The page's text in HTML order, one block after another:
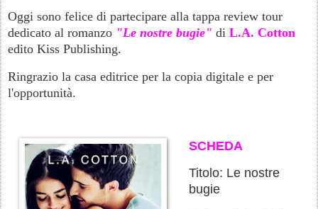
Oggi sono felice di partecipare alla tappa review tour
dedicato al romanzo "Le nostre bugie" di L.A. Cotton
edito Kiss Publishing.
Ringrazio la casa editrice per la copia digitale e per
l'opportunità.
SCHEDA
Titolo: Le nostre
bugie